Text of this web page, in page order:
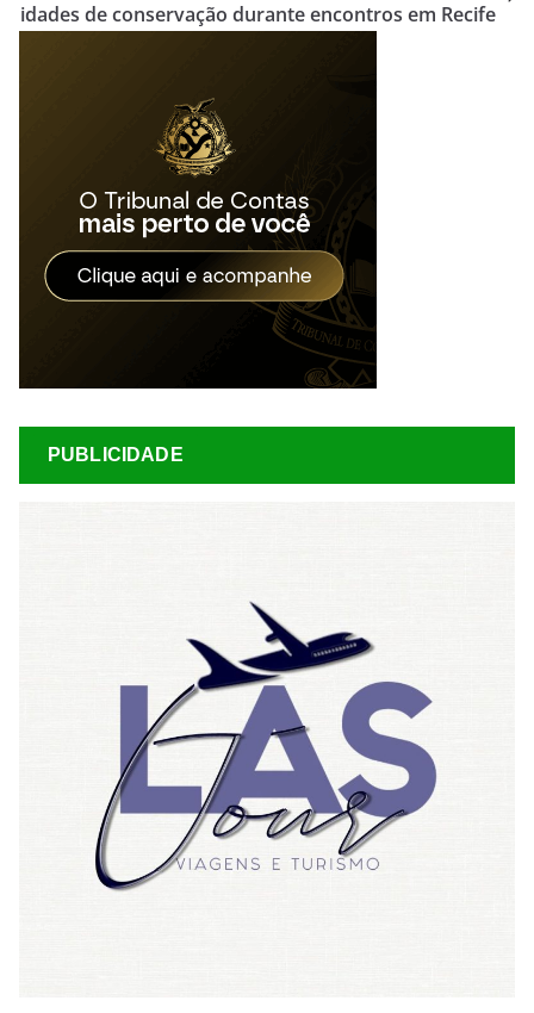
idades de conservação durante encontros em Recife
PUBLICIDADE